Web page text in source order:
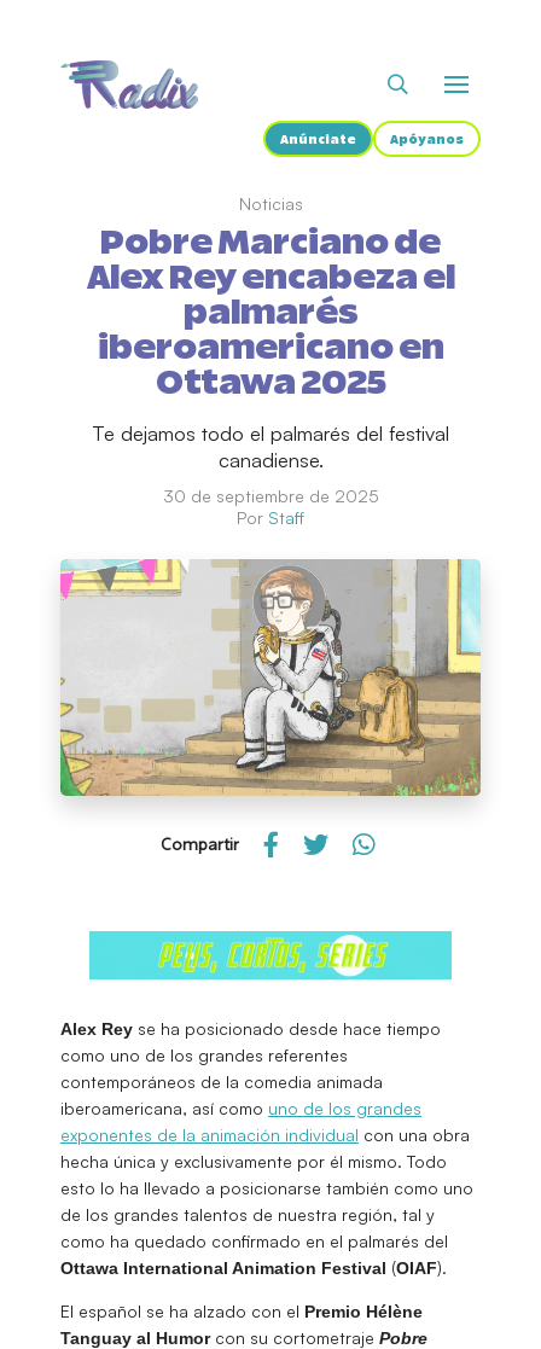
Anúnciate Apóyanos
Noticias
Pobre Marciano de
Alex Rey encabeza el
palmarés
iberoamericano en
Ottawa 2025
Te dejamos todo el palmarés del festival
canadiense.
30 de septiembre de 2025
Por Staff
Compartir
Alex Rey se ha posicionado desde hace tiempo
como uno de los grandes referentes
contemporáneos de la comedia animada
iberoamericana, así como uno de los grandes
exponentes de la animación individual con una obra
hecha única y exclusivamente por él mismo. Todo
esto lo ha llevado a posicionarse también como uno
de los grandes talentos de nuestra región, tal y
como ha quedado confirmado en el palmarés del
Ottawa International Animation Festival (OIAF).
El español se ha alzado con el Premio Hélène
Tanguay al Humorcon su cortometraje Pobre